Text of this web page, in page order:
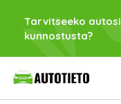
Tarvitseeko autosi
kunnostusta?